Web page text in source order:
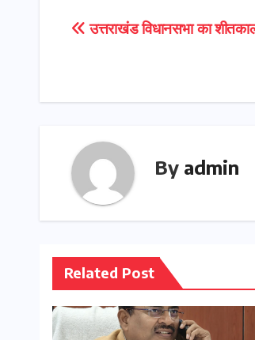
Post
उत्तराखंड विधानसभा का
By admin
Related Post